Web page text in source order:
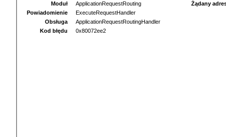
Moduł
ApplicationRequestRouting
Powiadomienie
ExecuteRequestHandler
Obsługa
ApplicationRequestRoutingHandler
Kod błędu
0x80072ee2
Żądany